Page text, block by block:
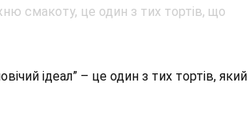
ідеал” – це один з тих тортів, який